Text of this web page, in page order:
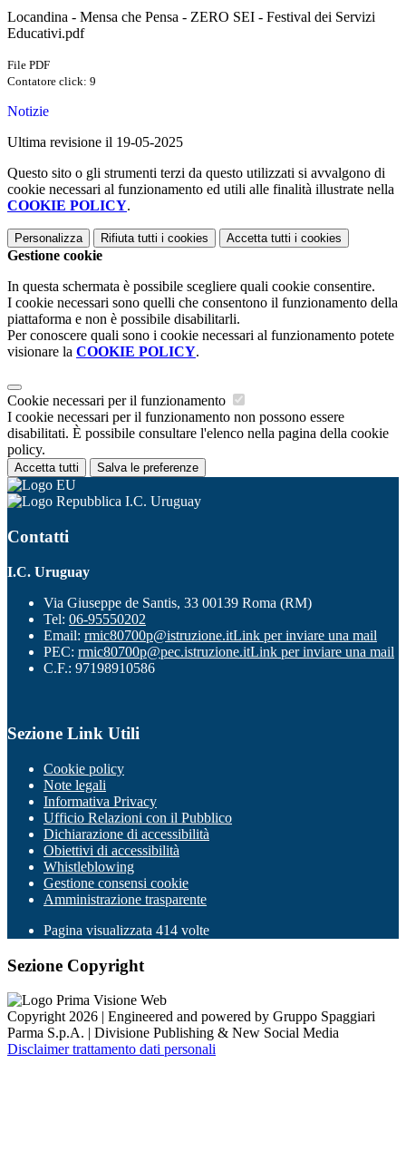
Locandina - Mensa che Pensa - ZERO SEI - Festival dei Servizi
Educativi.pdf
File PDF
Contatore click: 9
Notizie
Ultima revisione il 19-05-2025
Questo sito o gli strumenti terzi da questo utilizzati si avvalgono di
cookie necessari al funzionamento ed utili alle finalità illustrate nella
COOKIE POLICY.
Personalizza Rifiuta tutti i cookies Accetta tutti i cookies
Gestione cookie
In questa schermata è possibile scegliere quali cookie consentire.
I cookie necessari sono quelli che consentono il funzionamento della
piattaforma e non è possibile disabilitarli.
Per conoscere quali sono i cookie necessari al funzionamento potete
visionare la COOKIE POLICY.
Cookie necessari per il funzionamento
I cookie necessari per il funzionamento non possono essere
disabilitati. È possibile consultare l'elenco nella pagina della cookie
policy.
Accetta tutti Salva le preferenze
I.C. Uruguay
Contatti
I.C. Uruguay
Via Giuseppe de Santis, 33 00139 Roma (RM)
Tel: 06-95550202
Email: rmic80700p@istruzione.itLink per inviare una mail
PEC: rmic80700p@pec.istruzione.itLink per inviare una mail
C.F.: 97198910586
Sezione Link Utili
Cookie policy
Note legali
Informativa Privacy
Ufficio Relazioni con il Pubblico
Dichiarazione di accessibilità
Obiettivi di accessibilità
Whistleblowing
Gestione consensi cookie
Amministrazione trasparente
Pagina visualizzata 414 volte
Sezione Copyright
Copyright 2026 | Engineered and powered by Gruppo Spaggiari
Parma S.p.A. | Divisione Publishing & New Social Media
Disclaimer trattamento dati personali